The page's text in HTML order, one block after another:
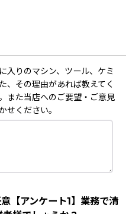
入りのマシン、ツール、ケミ
、その理由があれば教えてく
また当店へのご要望・ご意見
せください。
【アンケート1】業務で清